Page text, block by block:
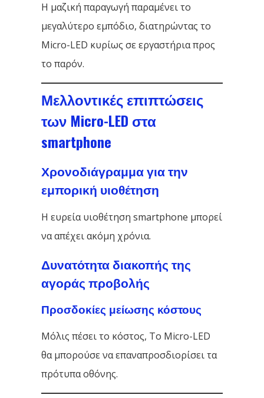
Η μαζική παραγωγή παραμένει το
μεγαλύτερο εμπόδιο, διατηρώντας το
Micro-LED κυρίως σε εργαστήρια προς
το παρόν.
Μελλοντικές επιπτώσεις
των Micro-LED στα
smartphone
Χρονοδιάγραμμα για την
εμπορική υιοθέτηση
Η ευρεία υιοθέτηση smartphone μπορεί
να απέχει ακόμη χρόνια.
Δυνατότητα διακοπής της
αγοράς προβολής
Προσδοκίες μείωσης κόστους
Μόλις πέσει το κόστος, Το Micro-LED
θα μπορούσε να επαναπροσδιορίσει τα
πρότυπα οθόνης.